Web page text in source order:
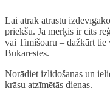
Lai ātrāk atrastu
priekšu. Ja mērķis ir cits
vai Timišoaru – dažkārt
Bukarestes.
Norādiet izlidošanas un
krāsu atzīmētās dienas.